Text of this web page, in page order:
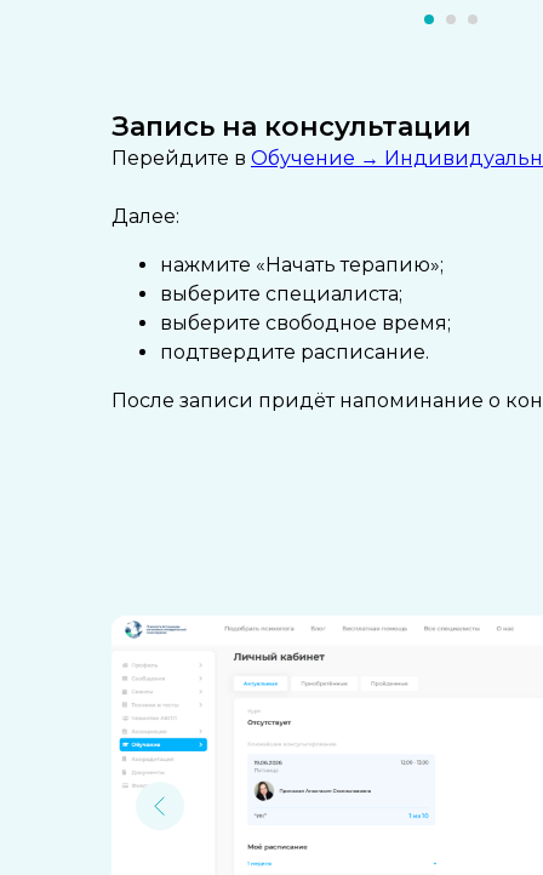
Запись на консультации
Перейдите в Обучение →
Далее:
нажмите «Начать терапию»;
выберите специалиста;
выберите свободное время;
подтвердите расписание.
После записи придёт напоминание о